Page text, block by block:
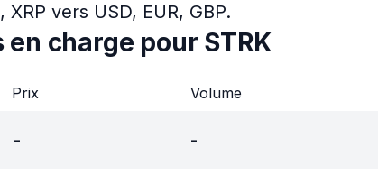
vers USD, EUR, GBP.
en charge pour STRK
Prix Volume
- -